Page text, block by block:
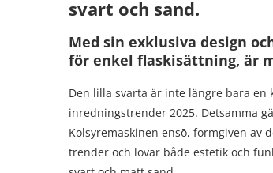
svart och sand.
Med sin exklusiva design
för enkel flaskisättning, är
Den lilla svarta är inte längre bara en
inredningstrender 2025. Detsamma
Kolsyremaskinen ensō, formgiven av
trender och lovar både estetik och